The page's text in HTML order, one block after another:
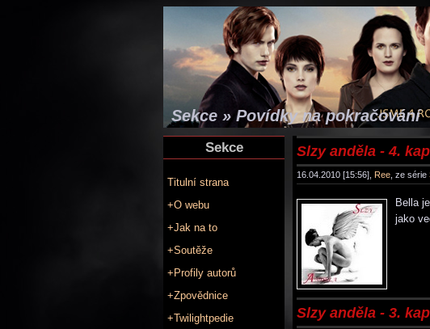
Sekce » Povídky na pokračování
Sekce
Titulní strana
+O webu
+Jak na to
+Soutěže
+Profily autorů
+Zpovědnice
+Twilightpedie
Slzy anděla - 4.
16.04.2010 [15:56], Ree , ze série
Bella
jako
Slzy anděla - 3.